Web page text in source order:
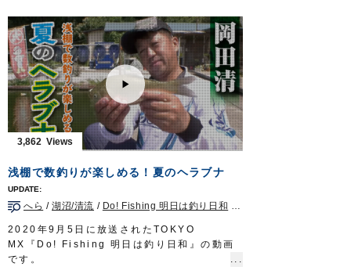
シモリ玉 2号 1個／1号 3個
ハリス：0.8号
ハリ：フナ鈎5号
放送日 2020年5月3日
OWNERMOVIEhttp://ownertv.jp/
オーナーばりwebsite
http://www.owner.co.jp
１メートルにも達するベラ科の魚。成魚にな
ると頭部に特徴的なコブが張り出す個性的な
ターゲットだ。
堤防に竿を出し、神経を研ぎ澄ましアタリを
待つのは三木薫さん。香川県の釣具店店長と
して、コブダイ釣りの魅力を発信している。
チヌ釣りにおいては大敵となるコブダイを主
役に据えた四国の釣り。
迫力満点の魚体が繰り出す強烈なファイト
は、一度味わえば病みつきになること、請け
タックル
ロッド：ジギングロッド 6ft3in
リール：4000番クラス中型スピニングリール
メインライン：PE 2号
リーダー：ナイロン 6号2m + フロロ 12号
ジグヘッド：虫ヘッドパワー 3g
3,862
浅棚で数釣りが楽しめる！夏のヘラブナ
へら /湖沼/清流 / Do! Fishing 明日は釣り日和
2020年9月5日に放送されたTOKYO
MX『Do! Fishing 明日は釣り日和』の動画
です。